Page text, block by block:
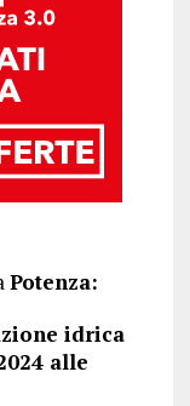
Potenza:
idrica
alle